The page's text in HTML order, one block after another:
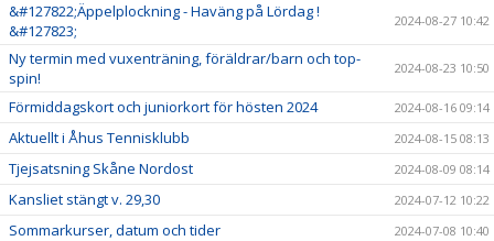
&#127822;Äppelplockning - Haväng på Lördag !
&#127823;
2024-08-27 10:42
Ny termin med vuxenträning, föräldrar/barn och top-
spin!
2024-08-23 10:50
Förmiddagskort och juniorkort för hösten 2024 2024-08-16 09:14
Aktuellt i Åhus Tennisklubb 2024-08-15 08:13
Tjejsatsning Skåne Nordost 2024-08-09 08:14
Kansliet stängt v. 29,30 2024-07-12 10:22
Sommarkurser, datum och tider 2024-07-08 10:40